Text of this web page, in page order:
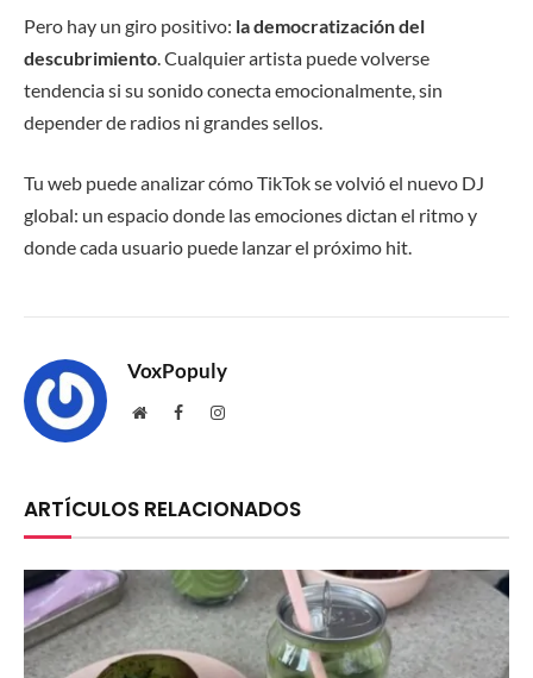
Pero hay un giro positivo: la democratización del
descubrimiento. Cualquier artista puede volverse
tendencia si su sonido conecta emocionalmente, sin
depender de radios ni grandes sellos.
Tu web puede analizar cómo TikTok se volvió el nuevo DJ
global: un espacio donde las emociones dictan el ritmo y
donde cada usuario puede lanzar el próximo hit.
VoxPopuly
WebsiteFacebookInstagram
ARTÍCULOS RELACIONADOS